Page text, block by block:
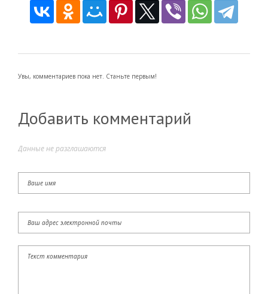
Увы, комментариев пока нет. Станьте первым!
Добавить комментарий
Данные не разглашаются